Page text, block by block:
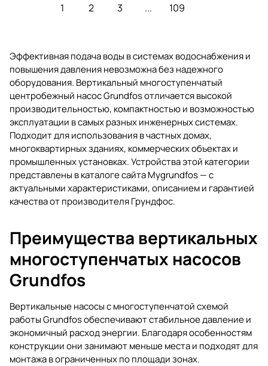
1 2 3 ... 109
Эффективная подача воды в системах водоснабжения и
повышения давления невозможна без надежного
оборудования. Вертикальный многоступенчатый
центробежный насос Grundfos отличается высокой
производительностью, компактностью и возможностью
эксплуатации в самых разных инженерных системах.
Подходит для использования в частных домах,
многоквартирных зданиях, коммерческих объектах и
промышленных установках. Устройства этой категории
представлены в каталоге сайта Mygrundfos — с
актуальными характеристиками, описанием и гарантией
качества от производителя Грундфос.
Преимущества вертикальных
многоступенчатых насосов
Grundfos
Вертикальные насосы с многоступенчатой схемой
работы Grundfos обеспечивают стабильное давление и
экономичный расход энергии. Благодаря особенностям
конструкции они занимают меньше места и подходят для
монтажа в ограниченных по площади зонах.